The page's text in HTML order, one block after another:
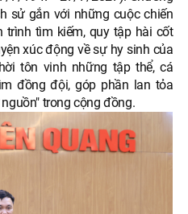
sử gắn với những cuộc chiến
trình tìm kiếm, quy tập hài cốt
xúc động về sự hy sinh của
tôn vinh những tập thể, cá
đồng đội, góp phần lan tỏa
trong cộng đồng.